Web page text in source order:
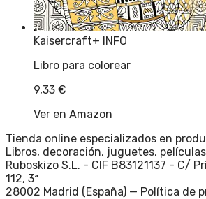
Kaisercraft+ INFO
Libro para colorear
9,33 €
Ver en Amazon
Tienda online especializados en
Libros, decoración, juguetes,
Ruboskizo S.L. - CIF B83121137 - C/
112, 3ª
28002 Madrid (España) — Política de